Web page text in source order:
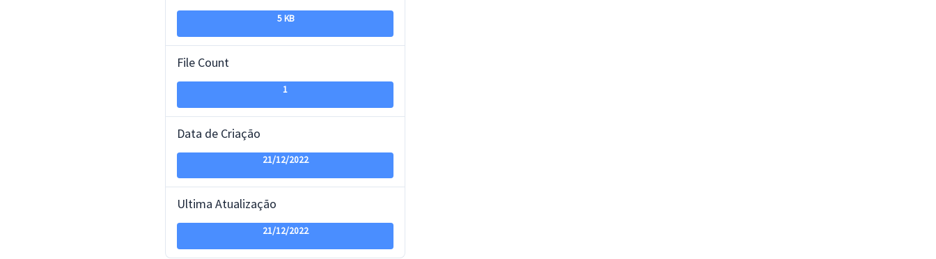
5 KB
File Count
1
Data de Criação
21/12/2022
Ultima Atualização
21/12/2022